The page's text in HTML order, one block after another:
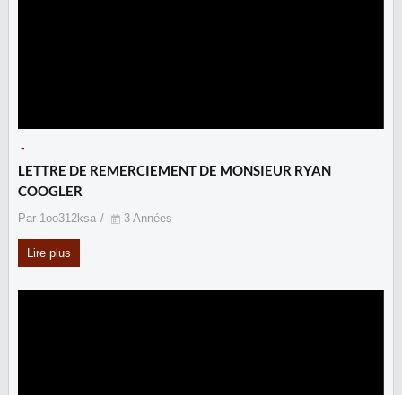
-
LETTRE DE REMERCIEMENT DE MONSIEUR RYAN
COOGLER
Par 1oo312ksa 3 Années
Lire plus